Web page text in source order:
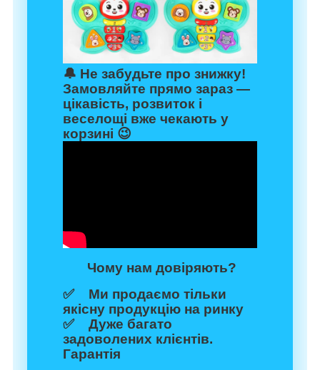
🔔 Не забудьте про знижку!
Замовляйте прямо зараз —
цікавість, розвиток і
веселощі вже чекають у
корзині 😉
Чому нам довіряють?
✅ Ми продаємо тільки
якісну продукцію на ринку
✅ Дуже багато
задоволених клієнтів.
Гарантія